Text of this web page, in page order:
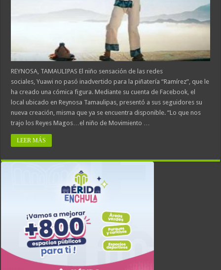
REYNOSA, TAMAULIPAS El niño sensación de las redes
sociales, Yuawi no pasó inadvertido para la piñatería “Ramírez”, que le
ha creado una cómica figura. Mediante su cuenta de Facebook, el
local ubicado en Reynosa Tamaulipas, presentó a sus seguidores su
nueva creación, misma que ya se encuentra disponible. “Lo que nos
trajo los Reyes Magos…el niño de Movimiento …
LEER MÁS